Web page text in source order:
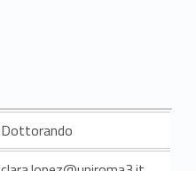
Dottorando